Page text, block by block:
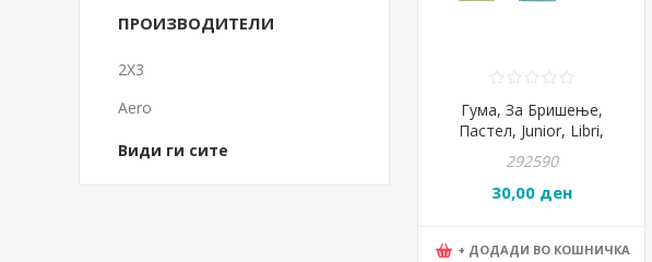
Гума, За Бришење,
Пастел, Junior, Libri,
131423, Микс
292590
30,00 ден
+ ДОДАДИ ВО КОШНИЧКА
ПРОИЗВОДИТЕЛИ
2X3
Aero
Види ги сите